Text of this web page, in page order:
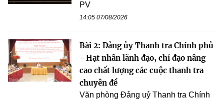
PV
14:05 07/08/2026
Bài 2: Đảng ủy Thanh tra Chính phủ
- Hạt nhân lãnh đạo, chỉ đạo nâng
cao chất lượng các cuộc thanh tra
chuyên đề
Văn phòng Đảng uỷ Thanh tra Chính